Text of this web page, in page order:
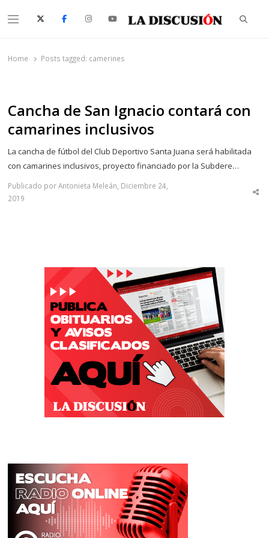
Menu
Home Posts tagged: camerines
Cancha de San Ignacio contará con
camarines inclusivos
La cancha de fútbol del Club Deportivo Santa Juana será habilitada
con camarines inclusivos, proyecto financiado por la Subdere…
Publicado por Antonieta Meleán, Diciembre 24,
2019